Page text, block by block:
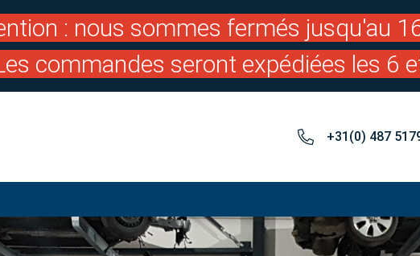
: nous sommes fermés jusqu'au
commandes seront expédiées les 6
+31(0) 487